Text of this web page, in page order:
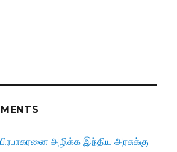
பிரபாகரனை அழிக்க இந்திய அரசுக்கு